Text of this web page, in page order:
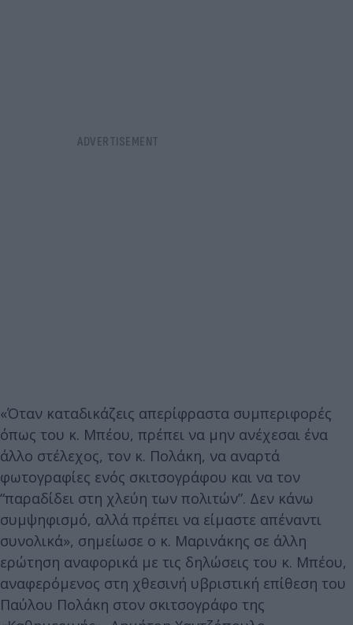
«Όταν καταδικάζεις απερίφραστα συμπεριφορές
όπως του κ. Μπέου, πρέπει να μην ανέχεσαι ένα
άλλο στέλεχος, τον κ. Πολάκη, να αναρτά
φωτογραφίες ενός σκιτσογράφου και να τον
“παραδίδει στη χλεύη των πολιτών”. Δεν κάνω
συμψηφισμό, αλλά πρέπει να είμαστε απέναντι
συνολικά», σημείωσε ο κ. Μαρινάκης σε άλλη
ερώτηση αναφορικά με τις δηλώσεις του κ. Μπέου,
αναφερόμενος στη χθεσινή υβριστική επίθεση του
Παύλου Πολάκη στον σκιτσογράφο της